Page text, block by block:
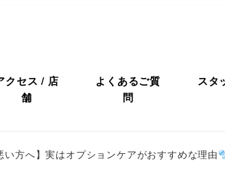
クセス / 店
舗
よくあるご質
問
スタ
い方へ】実はオプションケアがおすすめな理由